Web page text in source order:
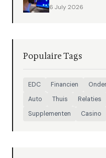
6 July 2026
Populaire Tags
EDC Financien
Auto
Thuis Relaties
Supplementen
Casino